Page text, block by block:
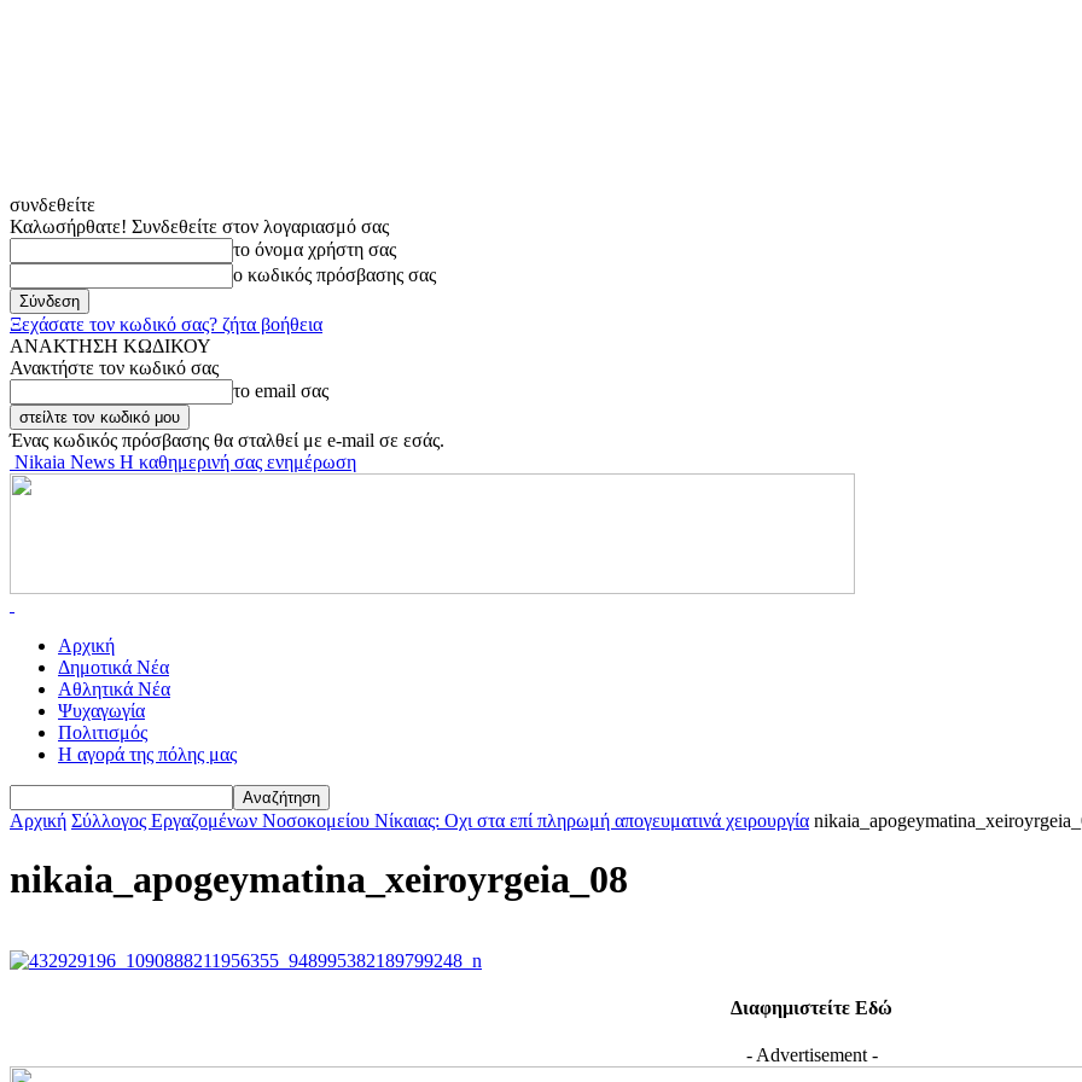
συνδεθείτε
Καλωσήρθατε! Συνδεθείτε στον λογαριασμό σας
το όνομα χρήστη σας
ο κωδικός πρόσβασης σας
Ξεχάσατε τον κωδικό σας? ζήτα βοήθεια
ΑΝΑΚΤΗΣΗ ΚΩΔΙΚΟΥ
Ανακτήστε τον κωδικό σας
το email σας
Ένας κωδικός πρόσβασης θα σταλθεί με e-mail σε εσάς.
Nikaia News Η καθημερινή σας ενημέρωση
Αρχική
Δημοτικά Νέα
Αθλητικά Νέα
Ψυχαγωγία
Πολιτισμός
Η αγορά της πόλης μας
Αρχική Σύλλογος Εργαζομένων Νοσοκομείου Νίκαιας: Οχι στα επί πληρωμή απογευματινά χειρουργία
nikaia_apogeymatina_xeiroyrgeia_08
Διαφημιστείτε Εδώ
- Advertisement -